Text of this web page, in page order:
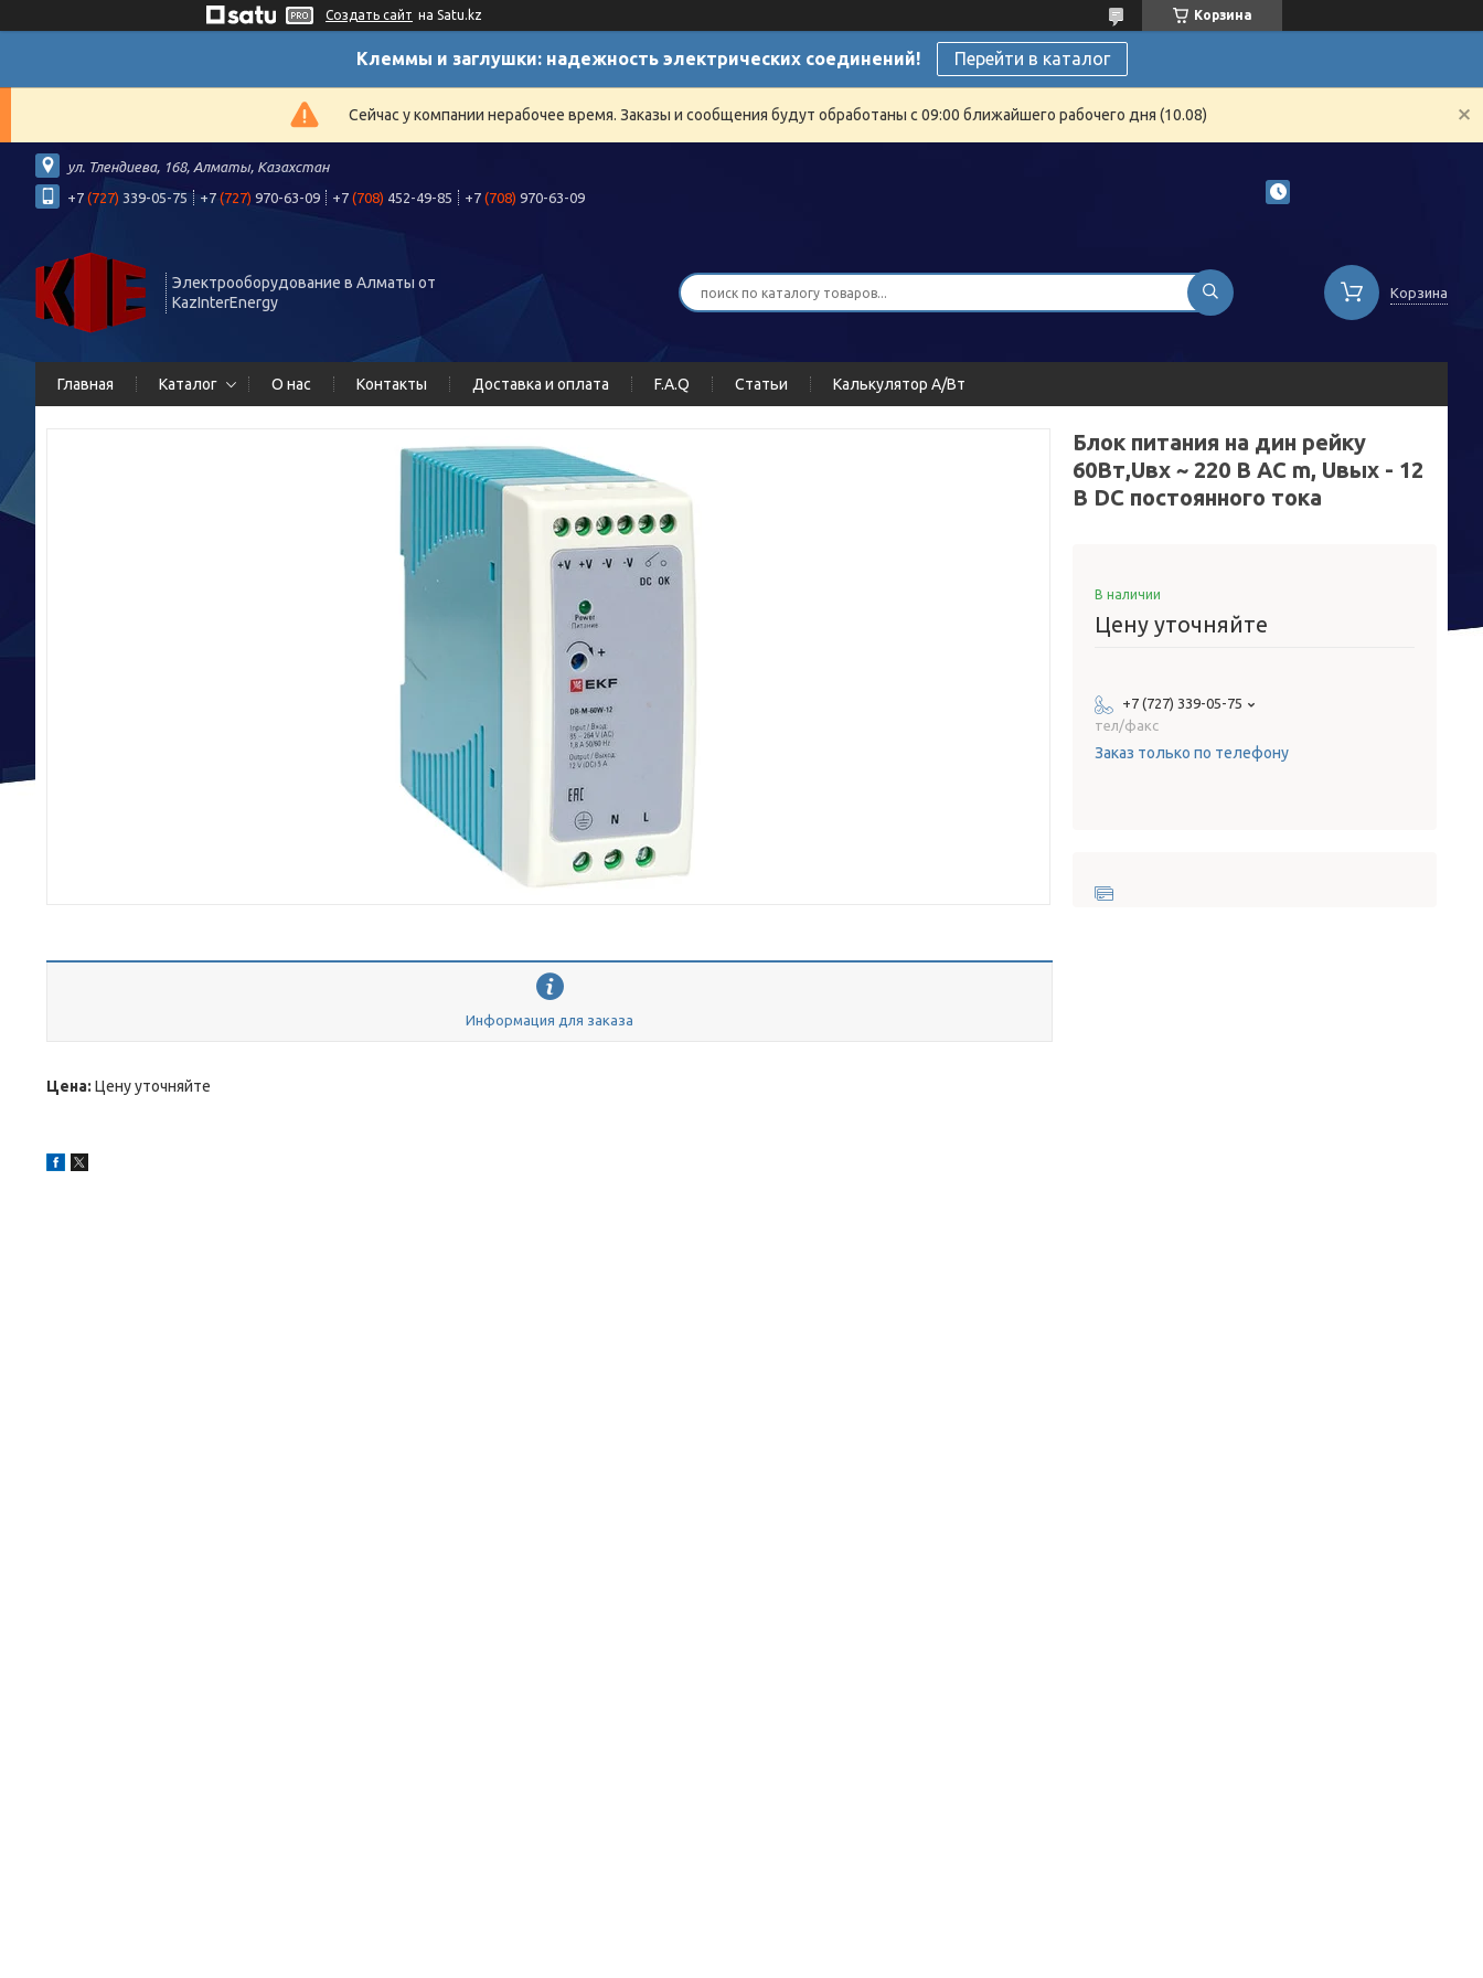
Создать сайт на Satu.kz Корзина
Клеммы и заглушки: надежность электрических соединений! Перейти в каталог
Сейчас у компании нерабочее время. Заказы и сообщения будут обработаны с 09:00 ближайшего рабочего дня (10.08)
ул. Тлендиева, 168, Алматы, Казахстан
+7 (727) 339-05-75 +7 (727) 970-63-09 +7 (708) 452-49-85 +7 (708) 970-63-09
Электрооборудование в Алматы от
KazInterEnergy
Корзина
Главная Каталог О нас Контакты Доставка и оплата F.A.Q Статьи Калькулятор А/Вт
Информация для заказа
Цена: Цену уточняйте
Блок питания на дин рейку
60Вт,Uвх ~ 220 В AC m, Uвых - 12
В DC постоянного тока
В наличии
Цену уточняйте
+7 (727) 339-05-75
тел/факс
Заказ только по телефону